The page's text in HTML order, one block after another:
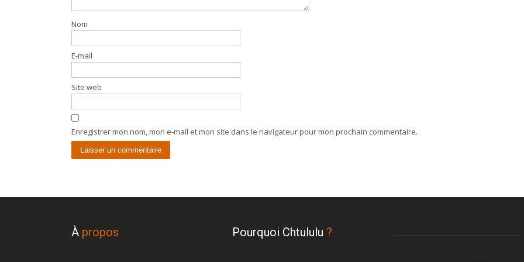
Nom
E-mail
Site web
Enregistrer mon nom, mon e-mail et mon site dans le navigateur pour mon prochain commentaire.
À propos Pourquoi Chtululu ?